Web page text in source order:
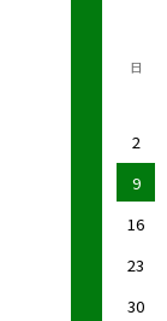
日
2
9
16
23
30